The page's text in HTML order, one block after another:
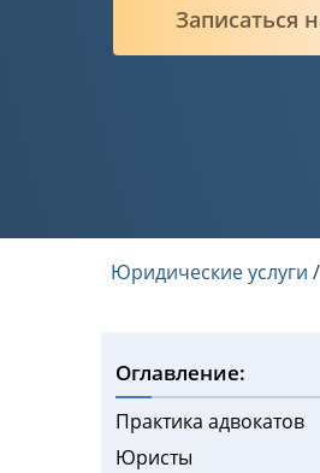
Записаться
Юридические услуги /
Оглавление:
Практика адвокатов
Юристы